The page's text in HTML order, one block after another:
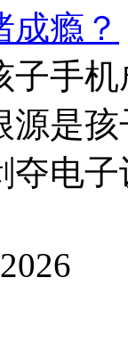
瘾？
子手
源是
夺电